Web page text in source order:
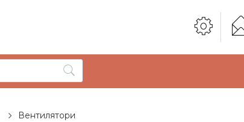
Вентилятори